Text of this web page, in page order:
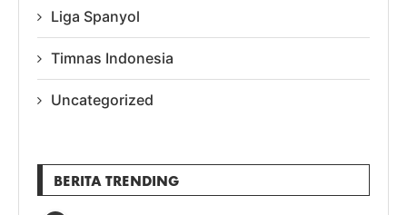
Liga Spanyol
Timnas Indonesia
Uncategorized
BERITA TRENDING